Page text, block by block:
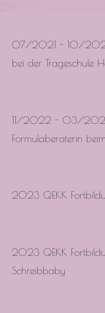
07/2021 - 10/2022
bei der Trageschule
11/2022 - 03/2023
Formulaberaterin
2023 QEKK
2023 QEKK
Schreibbaby